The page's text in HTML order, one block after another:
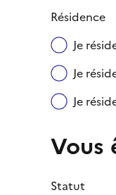
Résidence
Je
Je
Je
Vous
Statut